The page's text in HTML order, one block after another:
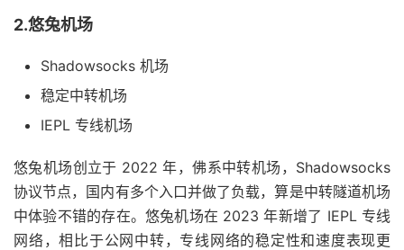
2.悠兔机场
Shadowsocks 机场
稳定中转机场
IEPL 专线机场
悠兔机场创立于 2022 年，佛系中转机场，Shadowsocks
协议节点，国内有多个入口并做了负载，算是中转隧道机场
中体验不错的存在。悠兔机场在 2023 年新增了 IEPL 专线
网络，相比于公网中转，专线网络的稳定性和速度表现更